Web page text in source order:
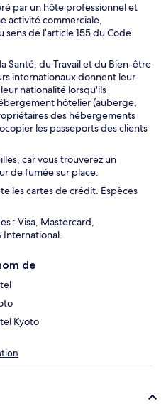
par un hôte professionnel et
activité commerciale,
de l’article 155 du Code
Santé, du Travail et du Bien-être
internationaux donnent leur
nationalité lorsqu'ils
hôtelier (auberge,
des hébergements
les passeports des clients
car vous trouverez un
de fumée sur place.
les cartes de crédit. Espèces
: Visa, Mastercard,
International.
de
Kyoto